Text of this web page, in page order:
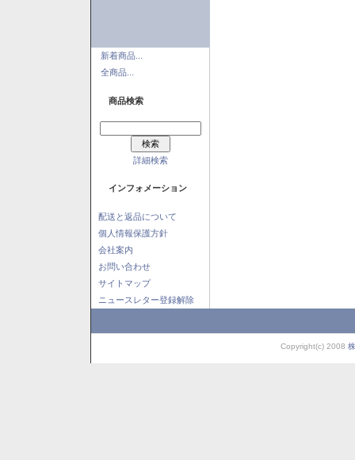
新着商品...
全商品...
商品検索
詳細検索
インフォメーション
配送と返品について
個人情報保護方針
会社案内
お問い合わせ
サイトマップ
ニュースレター登録解除
Copyright(c) 2008